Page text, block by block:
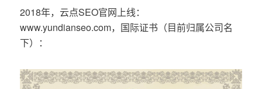
2018年，云点SEO官网上线：
www.yundianseo.com，国际证书（目前归属公司名
下）：